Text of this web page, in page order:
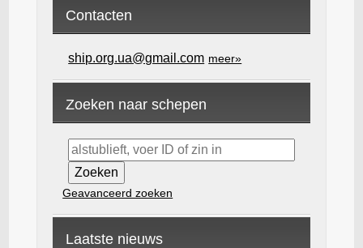
Contacten
ship.org.ua@gmail.com meer»
Zoeken naar schepen
Geavanceerd zoeken
Laatste nieuws